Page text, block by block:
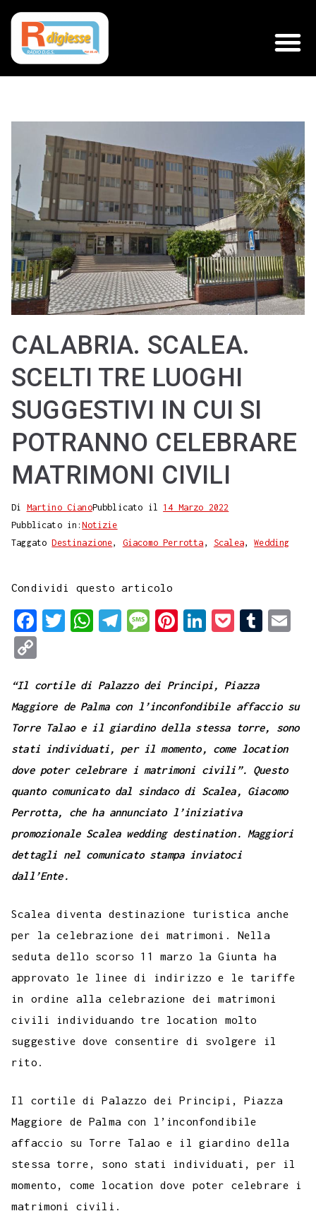
CALABRIA. SCALEA.
SCELTI TRE LUOGHI
SUGGESTIVI IN CUI SI
POTRANNO CELEBRARE
MATRIMONI CIVILI
Di Martino CianoPubblicato il 14 Marzo 2022
Pubblicato in:Notizie
TaggatoDestinazione, Giacomo Perrotta , Scalea,Wedding
Condividi questo articolo
F
e
b
o
o
k
T
t
t
e
r
W
t
s
A
p
p
T
e
g
r
a
m
M
s
a
g
e
P
t
e
r
e
s
t
L
k
e
d
I
n
k
e
t
T
l
r
l
p
y
L
i
n
k
“Il cortile di Palazzo dei Principi, Piazza
Maggiore de Palma con l’inconfondibile affaccio su
Torre Talao e il giardino della stessa torre, sono
stati individuati, per il momento, come location
dove poter celebrare i matrimoni civili”. Questo
quanto comunicato dal sindaco di Scalea, Giacomo
Perrotta, che ha annunciato l’iniziativa
promozionale Scalea wedding destination. Maggiori
dettagli nel comunicato stampa inviatoci
dall’Ente.
Scalea diventa destinazione turistica anche
per la celebrazione dei matrimoni. Nella
seduta dello scorso 11 marzo la Giunta ha
approvato le linee di indirizzo e le tariffe
in ordine alla celebrazione dei matrimoni
civili individuando tre location molto
suggestive dove consentire di svolgere il
rito.
Il cortile di Palazzo dei Principi, Piazza
Maggiore de Palma con l’inconfondibile
affaccio su Torre Talao e il giardino della
stessa torre, sono stati individuati, per il
momento, come location dove poter celebrare i
matrimoni civili.